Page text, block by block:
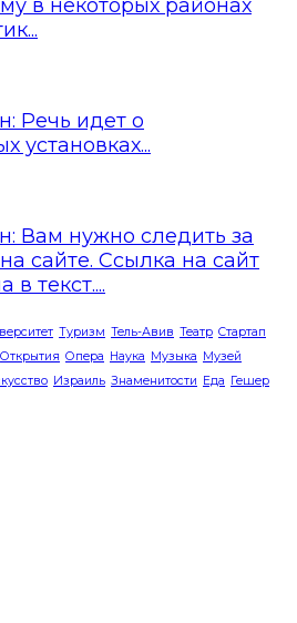
в некоторых районах
Речь идет о
установках...
Вам нужно следить за
сайте. Ссылка на сайт
в текст....
Туризм Тель-Авив Театр Стартап
Открытия Опера Наука Музыка Музей
Израиль Знаменитости Еда Гешер